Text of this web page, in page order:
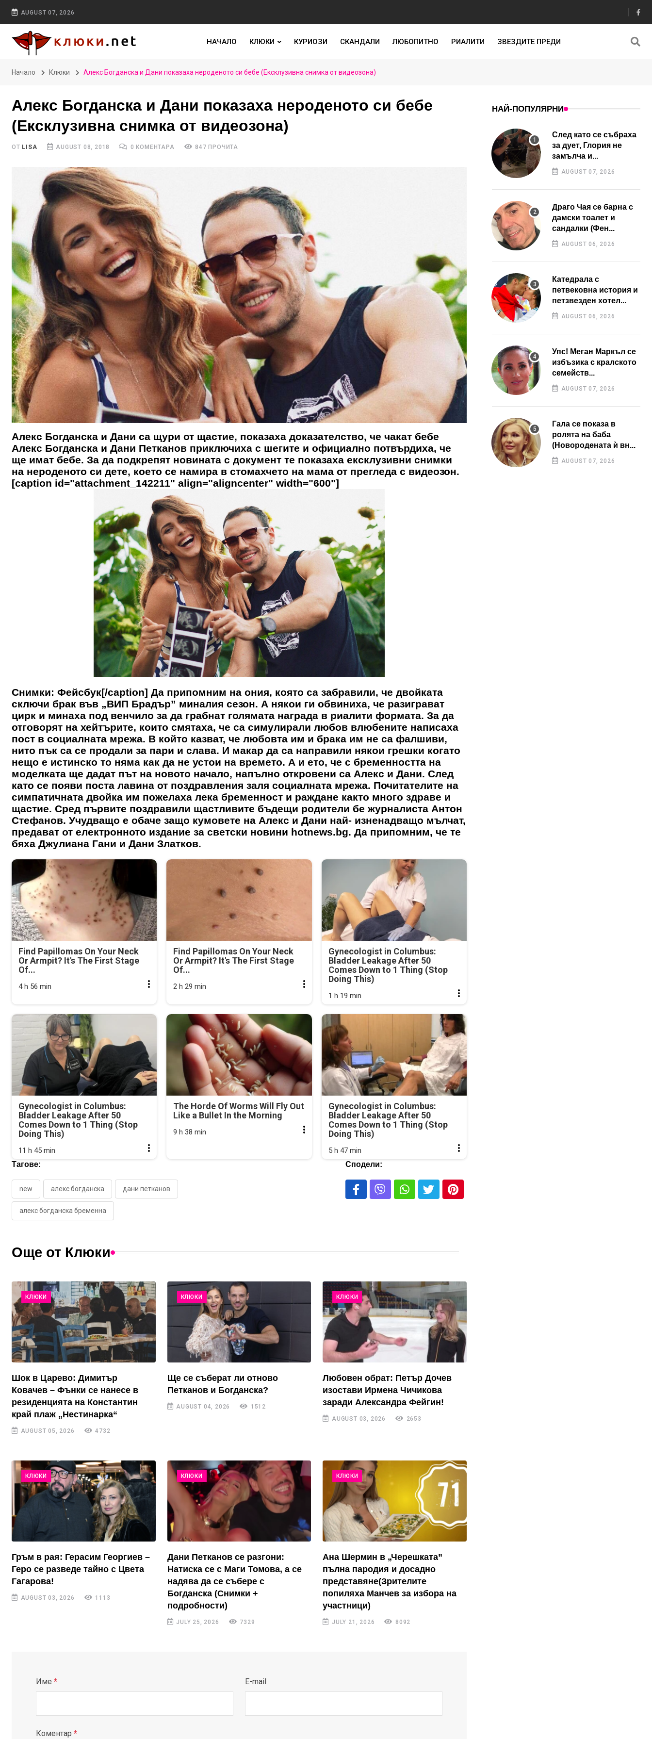
AUGUST 07, 2026
НАЧАЛО КЛЮКИ КУРИОЗИ СКАНДАЛИ ЛЮБОПИТНО РИАЛИТИ ЗВЕЗДИТЕ ПРЕДИ
Начало Клюки Алекс Богданска и Дани показаха нероденото си бебе (Ексклузивна снимка от видеозона)
Алекс Богданска и Дани показаха нероденото си бебе
(Ексклузивна снимка от видеозона)
ОТ LISA AUGUST 08, 2018 0 КОМЕНТАРА 847 ПРОЧИТА
Алекс Богданска и Дани са щури от щастие, показаха доказателство, че чакат бебе
Алекс Богданска и Дани Петканов приключиха с шегите и официално потвърдиха, че
ще имат бебе. За да подкрепят новината с документ те показаха ексклузивни снимки
на нероденото си дете, което се намира в стомахчето на мама от прегледа с видеозон.
[caption id="attachment_142211" align="aligncenter" width="600"]
Снимки: Фейсбук[/caption] Да припомним на ония, която са забравили, че двойката
сключи брак във „ВИП Брадър” миналия сезон. А някои ги обвиниха, че разиграват
цирк и минаха под венчило за да грабнат голямата награда в риалити формата. За да
отговорят на хейтърите, които смятаха, че са симулирали любов влюбените написаха
пост в социалната мрежа. В който казват, че любовта им и брака им не са фалшиви,
нито пък са се продали за пари и слава. И макар да са направили някои грешки когато
нещо е истинско то няма как да не устои на времето. А и ето, че с бременността на
моделката ще дадат път на новото начало, напълно откровени са Алекс и Дани. След
като се появи поста лавина от поздравления заля социалната мрежа. Почитателите на
симпатичната двойка им пожелаха лека бременност и раждане както много здраве и
щастие. Сред първите поздравили щастливите бъдещи родители бе журналиста Антон
Стефанов. Учудващо е обаче защо кумовете на Алекс и Дани най- изненадващо мълчат,
предават от електронното издание за светски новини hotnews.bg. Да припомним, че те
бяха Джулиана Гани и Дани Златков.
Find Papillomas On Your Neck
Or Armpit? It's The First Stage
Of...
4 h 56 min
Find Papillomas On Your Neck
Or Armpit? It's The First Stage
Of...
2 h 29 min
Gynecologist in Columbus:
Bladder Leakage After 50
Comes Down to 1 Thing (Stop
Doing This)
1 h 19 min
Gynecologist in Columbus:
Bladder Leakage After 50
Comes Down to 1 Thing (Stop
Doing This)
11 h 45 min
The Horde Of Worms Will Fly Out
Like a Bullet In the Morning
9 h 38 min
Gynecologist in Columbus:
Bladder Leakage After 50
Comes Down to 1 Thing (Stop
Doing This)
5 h 47 min
Тагове:
new алекс богданска дани петканов
алекс богданска бременна
Сподели:
Още от Клюки
КЛЮКИ
Шок в Царево: Димитър
Ковачев – Фънки се нанесе в
резиденцията на Константин
край плаж „Нестинарка“
AUGUST 05, 2026 4732
КЛЮКИ
Ще се съберат ли отново
Петканов и Богданска?
AUGUST 04, 2026 1512
КЛЮКИ
Любовен обрат: Петър Дочев
изостави Ирмена Чичикова
заради Александра Фейгин!
AUGUST 03, 2026 2653
КЛЮКИ
Гръм в рая: Герасим Георгиев –
Геро се разведе тайно с Цвета
Гагарова!
AUGUST 03, 2026 1113
КЛЮКИ
Дани Петканов се разгони:
Натиска се с Маги Томова, а се
надява да се събере с
Богданска (Снимки +
подробности)
JULY 25, 2026 7329
КЛЮКИ
Ана Шермин в „Черешката”
пълна пародия и досадно
представяне(Зрителите
попиляха Манчев за избора на
участници)
JULY 21, 2026 8092
Име * E-mail
Коментар *
НАЙ-ПОПУЛЯРНИ
След като се събраха
за дует, Глория не
замълча и...
AUGUST 07, 2026
Драго Чая се барна с
дамски тоалет и
сандалки (Фен...
AUGUST 06, 2026
Катедрала с
петвековна история и
петзвезден хотел...
AUGUST 06, 2026
Упс! Меган Маркъл се
избъзика с кралското
семейств...
AUGUST 07, 2026
Гала се показа в
ролята на баба
(Новородената ѝ вн...
AUGUST 07, 2026